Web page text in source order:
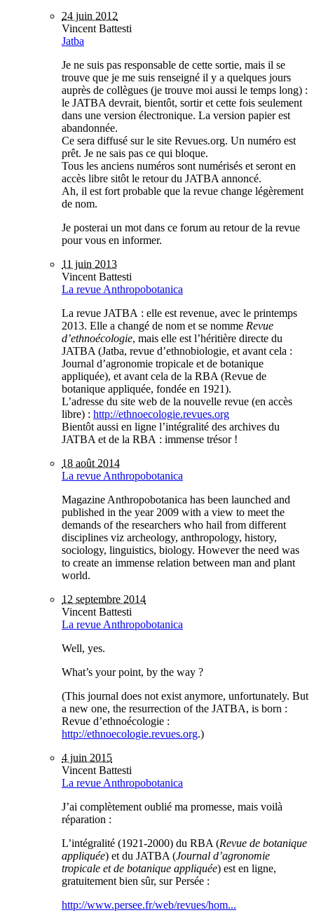
24 juin 2012
Vincent Battesti
Jatba
Je ne suis pas responsable de cette sortie, mais il se
trouve que je me suis renseigné il y a quelques jours
auprès de collègues (je trouve moi aussi le temps long) :
le JATBA devrait, bientôt, sortir et cette fois seulement
dans une version électronique. La version papier est
abandonnée.
Ce sera diffusé sur le site Revues.org. Un numéro est
prêt. Je ne sais pas ce qui bloque.
Tous les anciens numéros sont numérisés et seront en
accès libre sitôt le retour du JATBA annoncé.
Ah, il est fort probable que la revue change légèrement
de nom.
Je posterai un mot dans ce forum au retour de la revue
pour vous en informer.
11 juin 2013
Vincent Battesti
La revue Anthropobotanica
La revue JATBA : elle est revenue, avec le printemps
2013. Elle a changé de nom et se nomme Revue
d’ethnoécologie, mais elle est l’héritière directe du
JATBA (Jatba, revue d’ethnobiologie, et avant cela :
Journal d’agronomie tropicale et de botanique
appliquée), et avant cela de la RBA (Revue de
botanique appliquée, fondée en 1921).
L’adresse du site web de la nouvelle revue (en accès
libre) : http://ethnoecologie.revues.org
Bientôt aussi en ligne l’intégralité des archives du
JATBA et de la RBA : immense trésor !
18 août 2014
La revue Anthropobotanica
Magazine Anthropobotanica has been launched and
published in the year 2009 with a view to meet the
demands of the researchers who hail from different
disciplines viz archeology, anthropology, history,
sociology, linguistics, biology. However the need was
to create an immense relation between man and plant
world.
12 septembre 2014
Vincent Battesti
La revue Anthropobotanica
Well, yes.
What’s your point, by the way ?
(This journal does not exist anymore, unfortunately. But
a new one, the resurrection of the JATBA, is born :
Revue d’ethnoécologie :
http://ethnoecologie.revues.org.)
4 juin 2015
Vincent Battesti
La revue Anthropobotanica
J’ai complètement oublié ma promesse, mais voilà
réparation :
L’intégralité (1921-2000) du RBA (Revue de botanique
appliquée) et du JATBA (Journal d’agronomie
tropicale et de botanique appliquée) est en ligne,
gratuitement bien sûr, sur Persée :
http://www.persee.fr/web/revues/hom...